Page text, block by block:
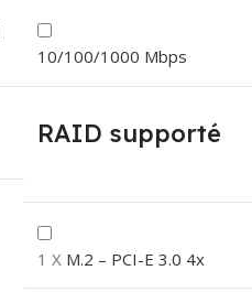
10/100/1000 Mbps
RAID supporté
1 X M.2 – PCI-E 3.0 4x